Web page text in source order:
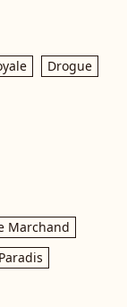
Drogue
Marchand